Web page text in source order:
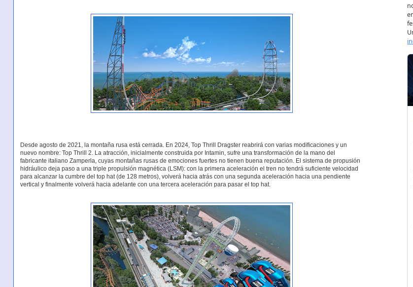
Desde agosto de 2021, la montaña rusa está cerrada. En 2024, Top Thrill Dragster reabrirá con varias modificaciones y un
nuevo nombre: Top Thrill 2. La atracción, inicialmente construida por Intamin, sufre una transformación de la mano del
fabricante italiano Zamperla, cuyas montañas rusas de emociones fuertes no tienen buena reputación. El sistema de propusión
hidráulico deja paso a una triple propulsión magnética (LSM): con la primera aceleración el tren no tendrá suficiente velocidad
para alcanzar la cumbre del top hat (de 128 metros), volverá hacia atrás con una segunda aceleración hacia una pendiente
vertical y finalmente volverá hacia adelante con una tercera aceleración para pasar el top hat.